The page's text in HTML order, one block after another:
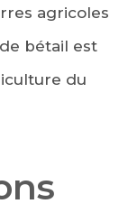
agricoles
bétail est
du